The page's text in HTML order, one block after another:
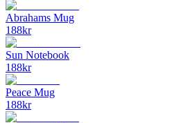
Abrahams Mug
188kr
Sun Notebook
188kr
Peace Mug
188kr